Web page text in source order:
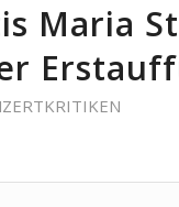
Maria